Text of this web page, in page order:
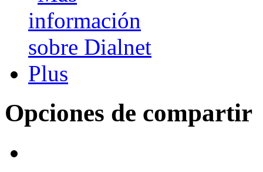
Opciones de compartir